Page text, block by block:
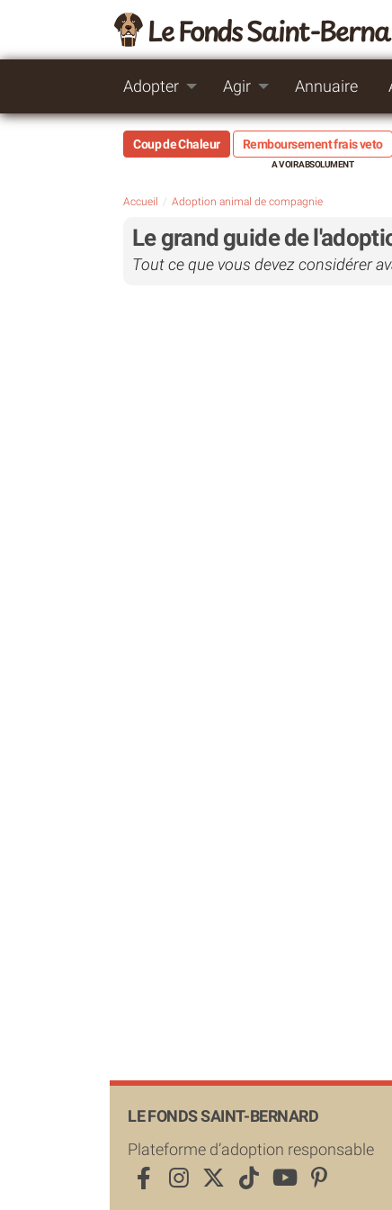
Le Fonds Saint-
Adopter Agir Annuaire
Coup de Chaleur Remboursement frais veto
Accueil Adoption animal de compagnie
Le grand guide de
Tout ce que vous devez considérer
LE FONDS SAINT-BERNARD
Plateforme d’adoption responsable